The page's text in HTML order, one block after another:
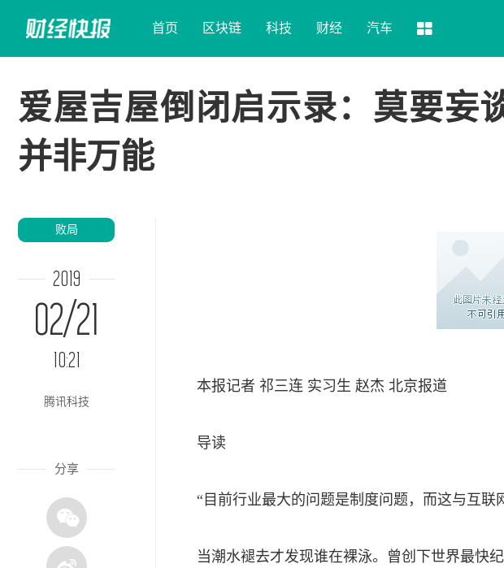
首页 区块链 科技 财经 汽车
爱屋吉屋倒闭启示录：莫要妄
并非万能
败局
2019
02/21
10:21
腾讯科技
分享
本报记者 祁三连 实习生 赵杰 北京报道
导读
“目前行业最大的问题是制度问题，而这与互联
当潮水褪去才发现谁在裸泳。曾创下世界最快